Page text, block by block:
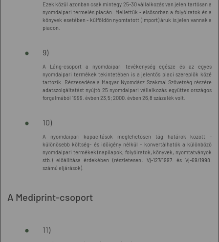
Ezek közül azonban csak mintegy 25-30 vállalkozás van jelen tartósan a
nyomdaipari termelés piacán. Mellettük - elsősorban a folyóiratok és a
könyvek esetében - külföldön nyomtatott (import) áruk is jelen vannak a
piacon.
9)
A Láng-csoport a nyomdaipari tevékenység egésze és az egyes
nyomdaipari termékek tekintetében is a jelentős piaci szereplők közé
tartozik. Részesedése a Magyar Nyomdász Szakmai Szövetség részére
adatszolgáltatást nyújtó 25 nyomdaipari vállalkozás együttes országos
forgalmából 1999. évben 23,5; 2000. évben 26,8 százalék volt.
10)
A nyomdaipari kapacitások meglehetősen tág határok között -
különösebb költség- és időigény nélkül - konvertálhatók a különböző
nyomdaipari termékek (napilapok, folyóiratok, könyvek, nyomtatványok
stb.) előállítása érdekében (részletesen: Vj-127/1997. és Vj-69/1998.
számú eljárások).
A Mediprint-csoport
11)